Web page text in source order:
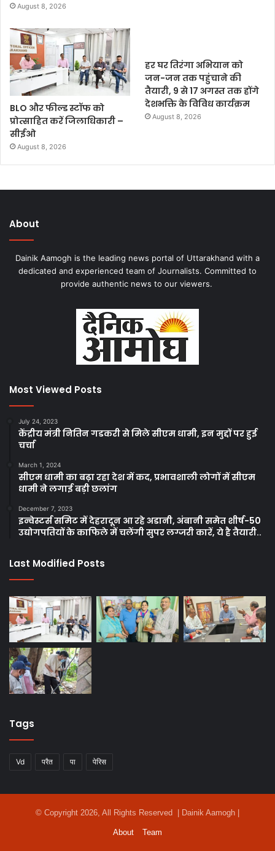
August 8, 2026
BLO और फील्ड स्टॉफ को
प्रोत्साहित करें जिलाधिकारी –
सीईओ
August 8, 2026
हर घर तिरंगा अभियान को
जन-जन तक पहुंचाने की
तैयारी, 9 से 17 अगस्त तक होंगे
देशभक्ति के विविध कार्यक्रम
August 8, 2026
About
Dainik Aamogh is the leading news portal of Uttarakhand with a
dedicated and experienced team of Journalists. Committed to
provide authentic news to our viewers.
Most Viewed Posts
July 24, 2023
केंद्रीय मंत्री नितिन गडकरी से मिले सीएम धामी, इन मुद्दों पर हुई
चर्चा
March 1, 2024
सीएम धामी का बढ़ा रहा देश में कद, प्रभावशाली लोगों में सीएम
धामी ने लगाई बड़ी छलांग
December 7, 2023
इन्वेस्टर्स समिट में देहरादून आ रहे अडानी, अंबानी समेत शीर्ष-50
उद्योगपतियों के काफिले में चलेंगी सुपर लग्जरी कारें, ये है तैयारी..
Last Modified Posts
Tags
Vd परैत पा पेरिस
© Copyright 2026, All Rights Reserved | Dainik Aamogh |
About Team